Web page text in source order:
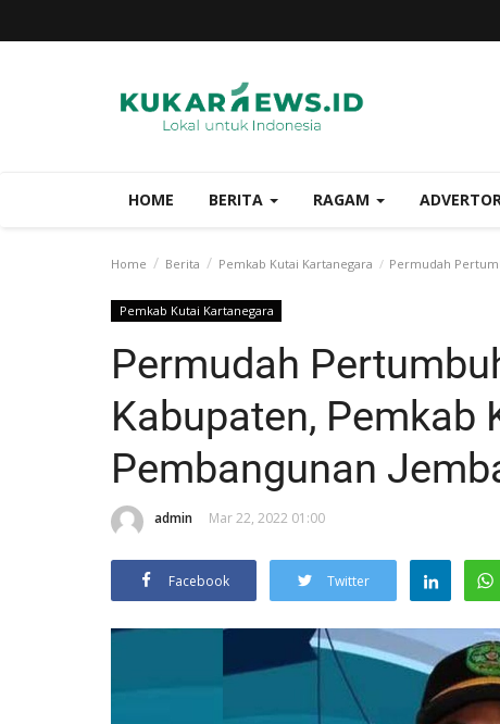
HOME BERITA RAGAM
Home Berita Pemkab Kutai Kartanegara Permudah
Pemkab Kutai Kartanegara
Permudah
Kabupaten, Pemkab
Pembangunan
admin Mar 22, 2022 01:00
Facebook Twitter